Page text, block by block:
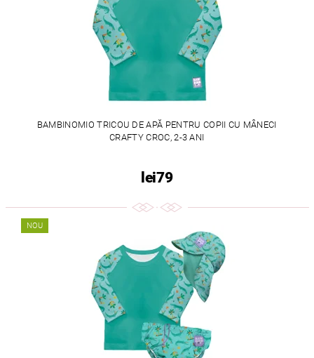
BAMBINOMIO TRICOU DE APĂ PENTRU COPII CU MÂNECI
CRAFTY CROC, 2-3 ANI
lei79
NOU